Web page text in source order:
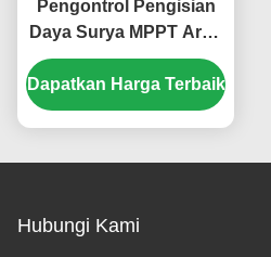
Pengontrol Pengisian
Daya Surya MPPT Arus
Pengisian 40A dengan
Input PV 180V dan
Kompatibilitas Multi-
Dapatkan Harga Terbaik
Hubungi Kami